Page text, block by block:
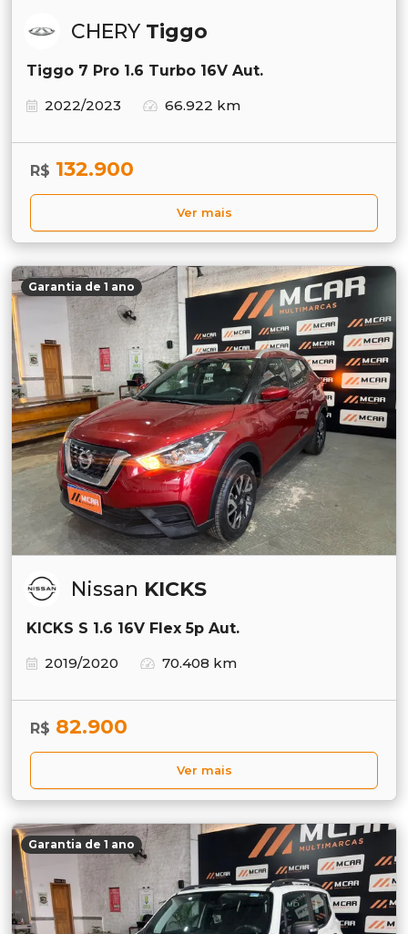
CHERY Tiggo
Tiggo 7 Pro 1.6 Turbo 16V Aut.
2022/2023
66.922 km
R$ 132.900
Ver mais
Garantia de 1 ano
Nissan KICKS
KICKS S 1.6 16V Flex 5p Aut.
2019/2020
70.408 km
R$ 82.900
Ver mais
Garantia de 1 ano